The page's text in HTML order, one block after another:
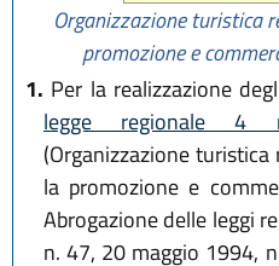
Organizzazione turistica
promozione e
1. Per la realizzazione
legge regionale
(Organizzazione
la promozione e
Abrogazione delle leggi
n. 47, 20 maggio 1994,